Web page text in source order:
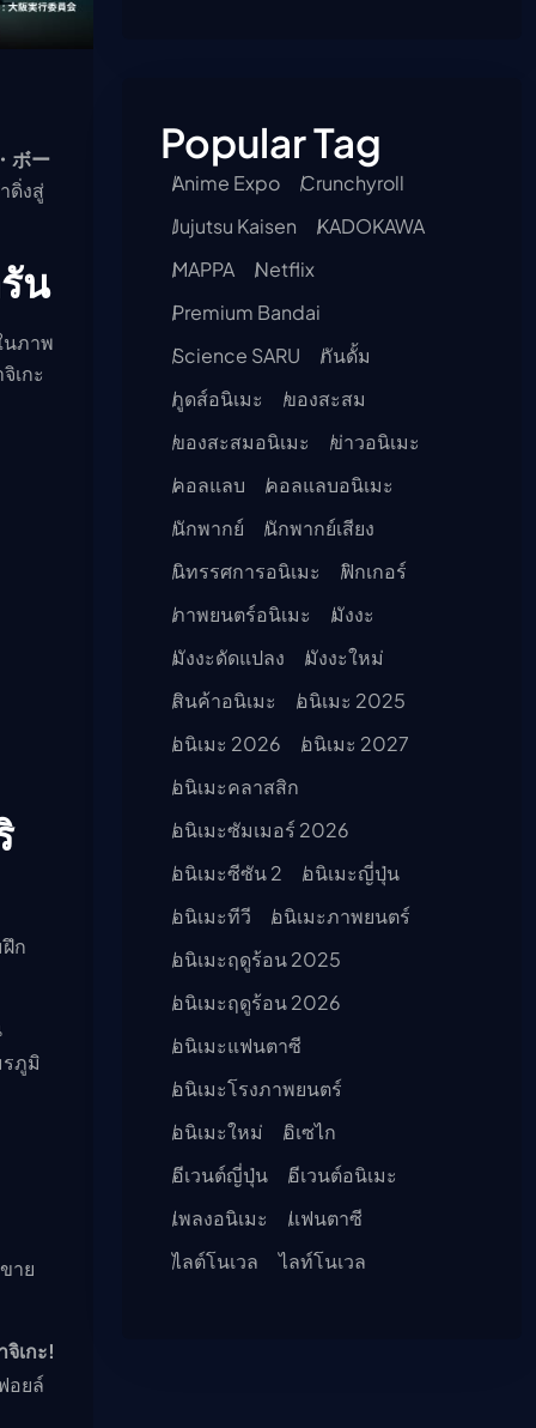
ボー
ดิ่งสู่
น
นภาพ
เกะ
ก
รภูมิ
าย
จิเกะ!
อยล์
Popular Tag
Anime Expo
Crunchyroll
Jujutsu Kaisen
KADOKAWA
MAPPA
Netflix
Premium Bandai
Science SARU
กันดั้ม
กูดส์อนิเมะ
ของสะสม
ของสะสมอนิเมะ
ข่าวอนิเมะ
คอลแลบ
คอลแลบอนิเมะ
นักพากย์
นักพากย์เสียง
นิทรรศการอนิเมะ
ฟิกเกอร์
ภาพยนตร์อนิเมะ
มังงะ
มังงะดัดแปลง
มังงะใหม่
สินค้าอนิเมะ
อนิเมะ 2025
อนิเมะ 2026
อนิเมะ 2027
อนิเมะคลาสสิก
อนิเมะซัมเมอร์ 2026
อนิเมะซีซัน 2
อนิเมะญี่ปุ่น
อนิเมะทีวี
อนิเมะภาพยนตร์
อนิเมะฤดูร้อน 2025
อนิเมะฤดูร้อน 2026
อนิเมะแฟนตาซี
อนิเมะโรงภาพยนตร์
อนิเมะใหม่
อิเซไก
อีเวนต์ญี่ปุ่น
อีเวนต์อนิเมะ
เพลงอนิเมะ
แฟนตาซี
ไลต์โนเวล
ไลท์โนเวล